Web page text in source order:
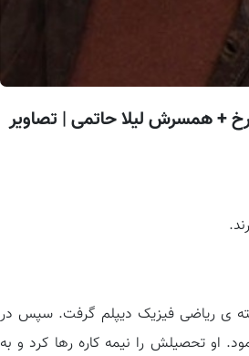
+ همسرش لیلا حاتمی | تصاویر
در رشته ی ریاضی فیزیک دیپلم گرفت. سپس در
او تحصیلش را نیمه کاره رها کرد و به